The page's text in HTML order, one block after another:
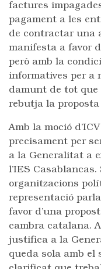
factures
pagament a les
de contractar una
manifesta a favor
però amb la
informatives per a
damunt de tot que
rebutja la proposta
Amb la moció
precisament per
a la Generalitat a
l’IES Casablancas.
organitzacions
representació
favor d’una
cambra catalana.
justifica a la
queda sola amb el